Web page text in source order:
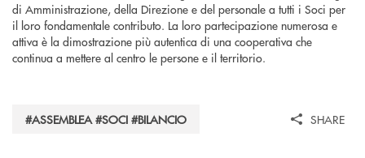
di Amministrazione, della Direzione e del personale a tutti i Soci per
il loro fondamentale contributo. La loro partecipazione numerosa e
attiva è la dimostrazione più autentica di una cooperativa che
continua a mettere al centro le persone e il territorio.
#ASSEMBLEA #SOCI #BILANCIO SHARE